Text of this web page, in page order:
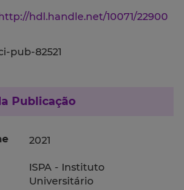
hdl.handle.net/10071/22900
pub-82521
Publicação
2021
ISPA - Instituto
Universitário